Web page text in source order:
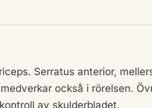
Serratus anterior,
också i rörelsen.
av skulderbladet.